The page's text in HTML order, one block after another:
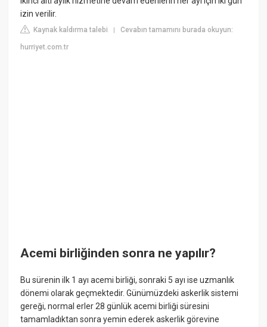
izin verilir.
Kaynak kaldırma talebi |Cevabın tamamını burada okuyun:
hurriyet.com.tr
Acemi birliğinden sonra ne yapılır?
Bu sürenin ilk 1 ayı acemi birliği, sonraki 5 ayı ise uzmanlık
dönemi olarak geçmektedir. Günümüzdeki askerlik sistemi
gereği, normal erler 28 günlük acemi birliği süresini
tamamladıktan sonra yemin ederek askerlik görevine